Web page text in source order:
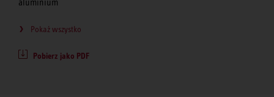
aluminium
Pokaż wszystko
Pobierz jako PDF